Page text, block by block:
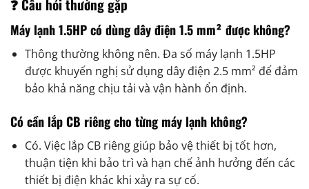
❓ Câu hỏi thường gặp
Máy lạnh 1.5HP có dùng dây điện 1.5 mm² được không?
Thông thường không nên. Đa số máy lạnh 1.5HP
được khuyến nghị sử dụng dây điện 2.5 mm² để đảm
bảo khả năng chịu tải và vận hành ổn định.
Có cần lắp CB riêng cho từng máy lạnh không?
Có. Việc lắp CB riêng giúp bảo vệ thiết bị tốt hơn,
thuận tiện khi bảo trì và hạn chế ảnh hưởng đến các
thiết bị điện khác khi xảy ra sự cố.